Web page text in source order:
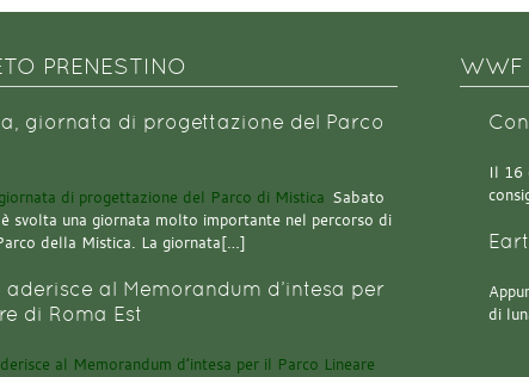
PRENESTINO
giornata di progettazione del Parco
Sabato
svolta una giornata molto importante nel percorso di
della Mistica. La giornata[…]
aderisce al Memorandum d’intesa per
di Roma Est
WWF
Il 16
di